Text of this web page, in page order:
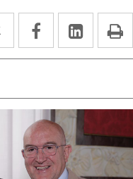
Twitter
Enlace
a
aplicación
externa.
Facebook
Enlace
a
aplicación
externa.
Enlace
a